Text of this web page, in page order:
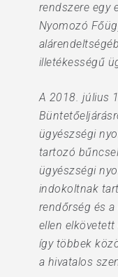
rendszere egy
Nyomozó
illetékességű
A 2018. július
ügyészségi
tartozó
ügyészségi
indokoltnak
rendőrség és
ellen
így többek
a hivatalos